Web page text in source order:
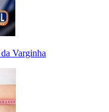
Varginha